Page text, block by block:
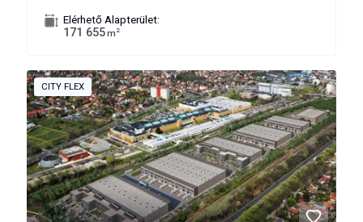
Elérhető Alapterület:
171 655m 2
CITY FLEX